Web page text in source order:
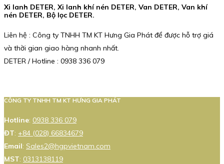
Xi lanh DETER, Xi lanh khí nén DETER, Van DETER, Van khí
nén DETER, Bộ lọc DETER.
Liên hệ : Công ty TNHH TM KT Hưng Gia Phát để được hỗ trợ giá
và thời gian giao hàng nhanh nhất.
DETER / Hotline : 0938 336 079
CÔNG TY TNHH TM KT HƯNG GIA PHÁT
Hotline: 0938 336 079
ĐT: +84 (028) 66834679
Email: Sales2@hgpvietnam.com
MST: 0313138119